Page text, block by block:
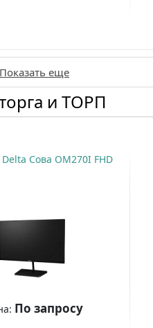
Показать еще
и ТОРП
Сова OM270I FHD
По запросу